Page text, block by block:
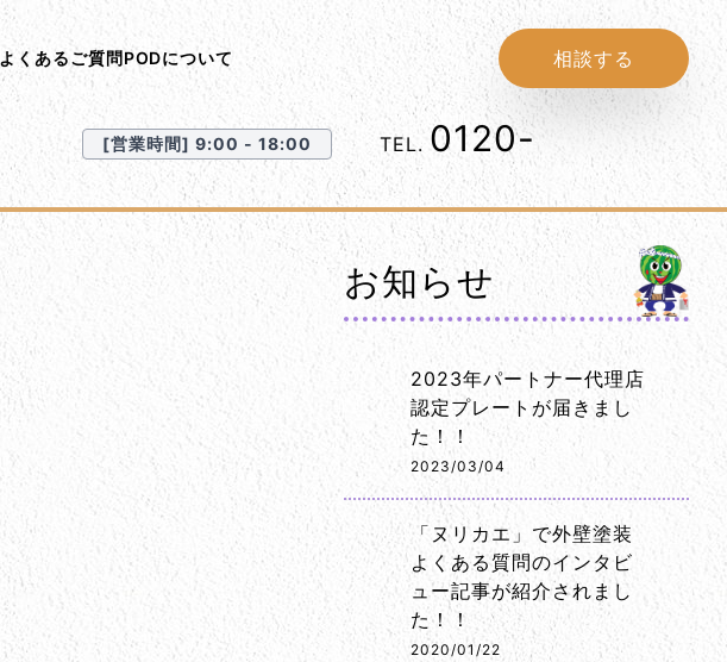
よくあるご質問PODについて 相談する
[営業時間] 9:00 - 18:00 TEL. 0120- 1152-86
お知らせ
2023年パートナー代理店
認定プレートが届きまし
た！！
2023/03/04
「ヌリカエ」で外壁塗装
よくある質問のインタビ
ュー記事が紹介されまし
た！！
2020/01/22